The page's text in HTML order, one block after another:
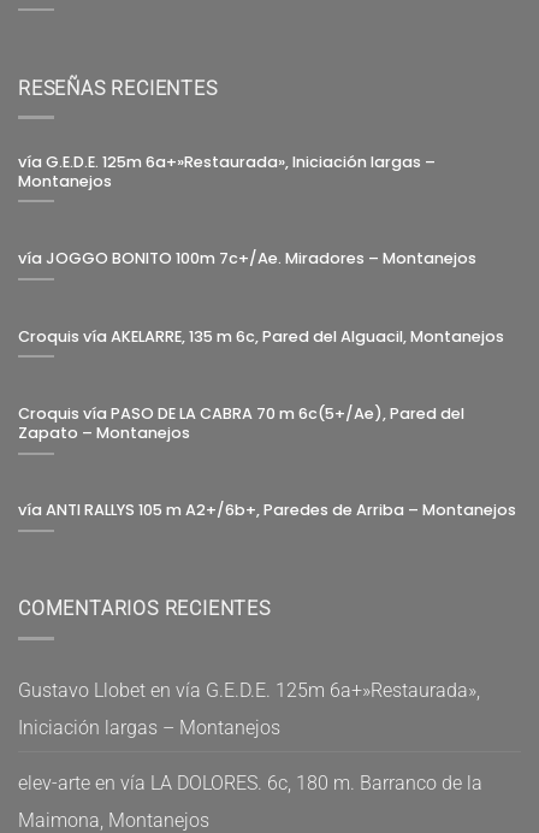
RESEÑAS RECIENTES
vía G.E.D.E. 125m 6a+»Restaurada», Iniciación largas –
Montanejos
vía JOGGO BONITO 100m 7c+/Ae. Miradores – Montanejos
Croquis vía AKELARRE, 135 m 6c, Pared del Alguacil, Montanejos
Croquis vía PASO DE LA CABRA 70 m 6c(5+/Ae), Pared del
Zapato – Montanejos
vía ANTI RALLYS 105 m A2+/6b+, Paredes de Arriba – Montanejos
COMENTARIOS RECIENTES
Gustavo Llobet en vía G.E.D.E. 125m 6a+»Restaurada»,
Iniciación largas – Montanejos
elev-arte en vía LA DOLORES. 6c, 180 m. Barranco de la
Maimona, Montanejos